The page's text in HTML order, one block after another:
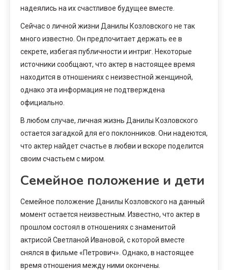
надеялись на их счастливое будущее вместе.
Сейчас о личной жизни Данилы Козловского не так
много известно. Он предпочитает держать ее в
секрете, избегая публичности и интриг. Некоторые
источники сообщают, что актер в настоящее время
находится в отношениях с неизвестной женщиной,
однако эта информация не подтверждена
официально.
В любом случае, личная жизнь Данилы Козловского
остается загадкой для его поклонников. Они надеются,
что актер найдет счастье в любви и вскоре поделится
своим счастьем с миром.
Семейное положение и дети
Семейное положение Данилы Козловского на данный
момент остается неизвестным. Известно, что актер в
прошлом состоял в отношениях с знаменитой
актрисой Светланой Ивановой, с которой вместе
снялся в фильме «Петрович». Однако, в настоящее
время отношения между ними окончены.